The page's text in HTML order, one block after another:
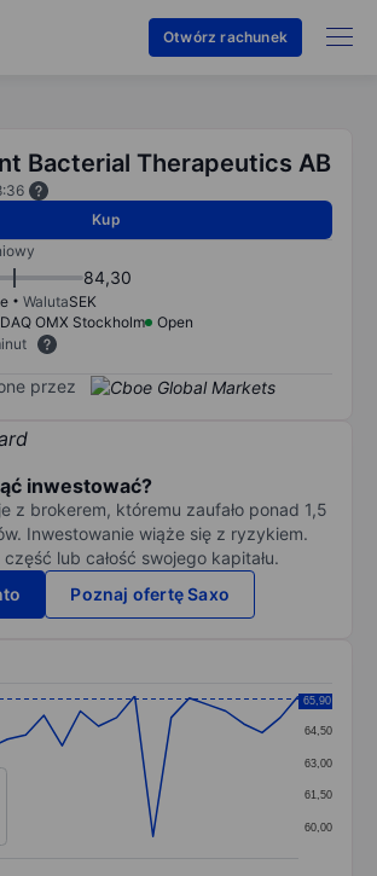
Otwórz rachunek
Bacterial Therapeutics AB
Kup
84,30
WalutaSEK
OMX Stockholm
Open
przez
inwestować?
z brokerem, któremu zaufało ponad 1,5
Inwestowanie wiąże się z ryzykiem.
lub całość swojego kapitału.
Poznaj ofertę Saxo
24 data points.
1 X axis displaying categories.
1 Y axis displaying values. Data60,00
61,50
63,00
64,50
65,90